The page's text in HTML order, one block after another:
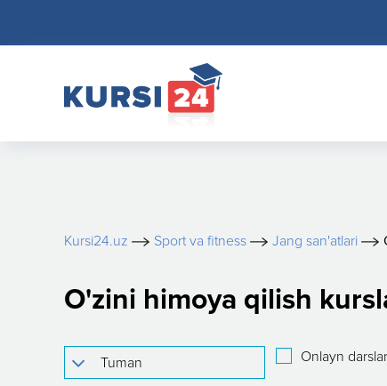
Kursi24.uz Sport va fitness Jang san'atlari
O'zini himoya qilish
Onlayn darslar